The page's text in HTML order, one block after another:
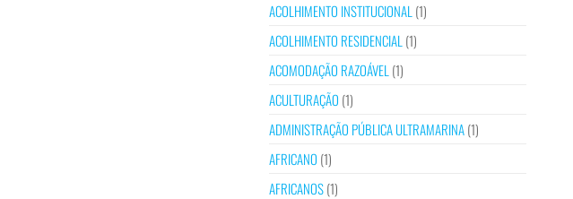
ACOLHIMENTO INSTITUCIONAL (1)
ACOLHIMENTO RESIDENCIAL (1)
ACOMODAÇÃO RAZOÁVEL (1)
ACULTURAÇÃO (1)
ADMINISTRAÇÃO PÚBLICA ULTRAMARINA(1)
AFRICANO (1)
AFRICANOS(1)